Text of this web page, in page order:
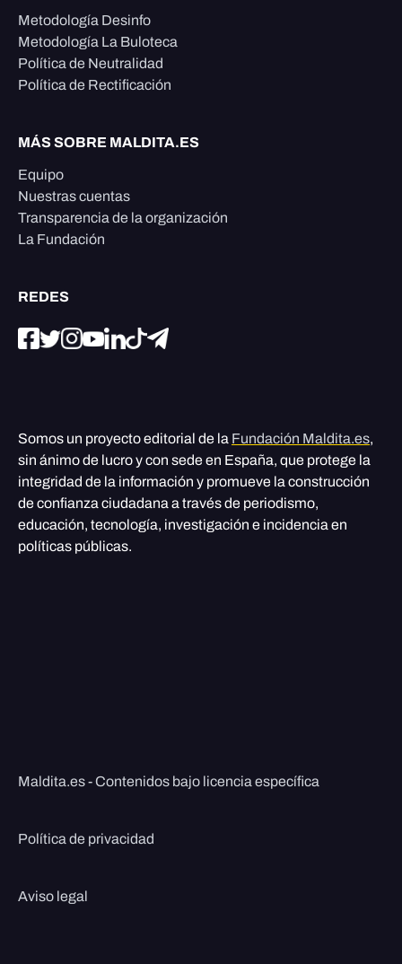
Metodología Desinfo
Metodología La Buloteca
Política de Neutralidad
Política de Rectificación
MÁS SOBRE MALDITA.ES
Equipo
Nuestras cuentas
Transparencia de la organización
La Fundación
REDES
Somos un proyecto editorial de la Fundación Maldita.es,
sin ánimo de lucro y con sede en España, que protege la
integridad de la información y promueve la construcción
de confianza ciudadana a través de periodismo,
educación, tecnología, investigación e incidencia en
políticas públicas.
Maldita.es - Contenidos bajo licencia específica
Política de privacidad
Aviso legal